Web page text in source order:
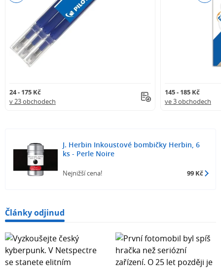
24 - 175 Kč
v 23 obchodech
145 - 185 Kč
ve 3 obchodech
J. Herbin Inkoustové bombičky Herbin, 6
ks - Perle Noire
Nejnižší cena! 99 Kč
Články odjinud